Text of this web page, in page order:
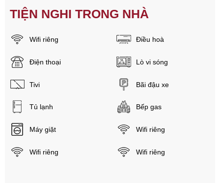
TIỆN NGHI TRONG NHÀ
Wifi riêng Điều hoà
Điện thoại Lò vi sóng
Tivi Bãi đậu xe
Tủ lạnh Bếp gas
Máy giặt Wifi riêng
Wifi riêng Wifi riêng